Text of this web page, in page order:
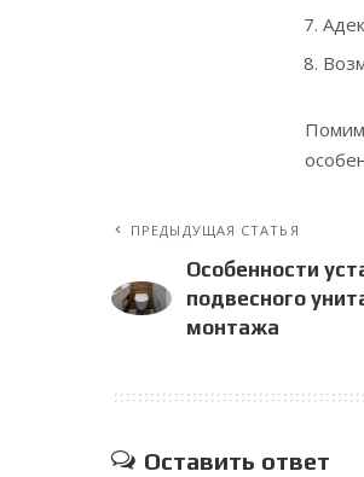
ПРЕДЫДУЩАЯ СТАТЬЯ
Особенности
подвесного
монтажа
Оставить ответ